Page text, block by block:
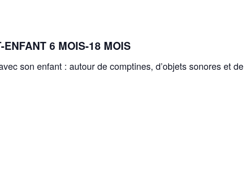
ENFANT 6 MOIS-18 MOIS
son enfant : autour de comptines, d’objets sonores et de